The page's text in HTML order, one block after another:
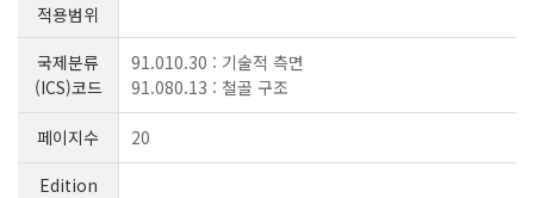
적용범위
국제분류
(ICS)코드
91.010.30 : 기술적 측면
91.080.13 : 철골 구조
페이지수
20
Edition